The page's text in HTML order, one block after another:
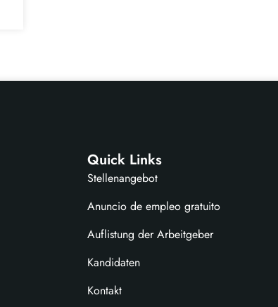
Quick Links
Stellenangebot
Anuncio de empleo gratuito
Auflistung der Arbeitgeber
Kandidaten
Kontakt